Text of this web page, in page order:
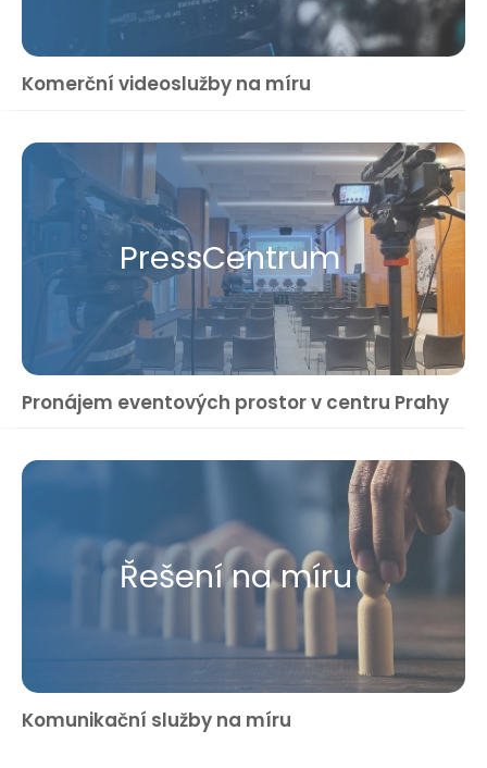
Komerční videoslužby na míru
Press​Centrum
Pronájem eventových prostor v centru Prahy
Řešení na míru
Komunikační služby na míru